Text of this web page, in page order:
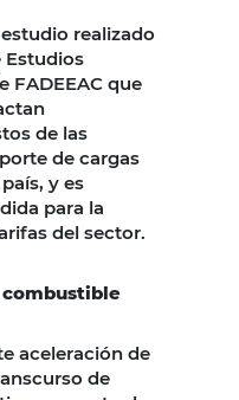
realizado
Estudios
FADEEAC que
de las
de cargas
y es
para la
del sector.
combustible
aceleración de
de